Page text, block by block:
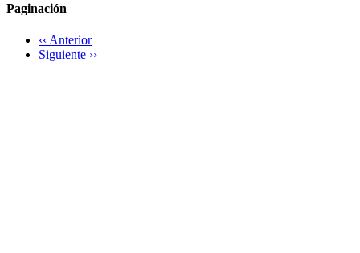
Paginación
‹‹ Anterior
Siguiente ››